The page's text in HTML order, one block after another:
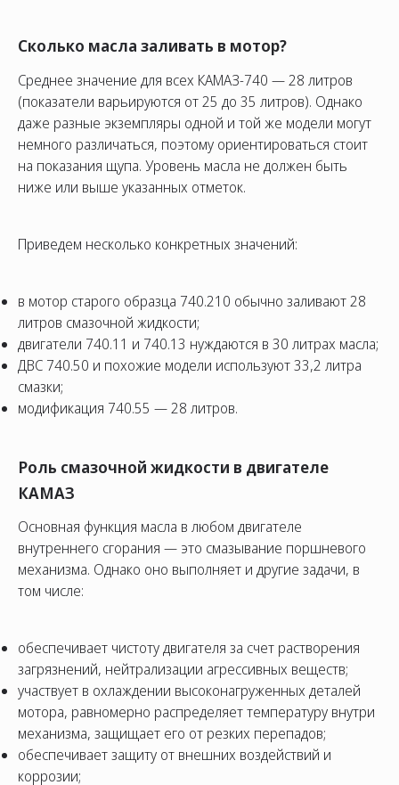
Сколько масла заливать в мотор?
Среднее значение для всех КАМАЗ-740 — 28 литров
(показатели варьируются от 25 до 35 литров). Однако
даже разные экземпляры одной и той же модели могут
немного различаться, поэтому ориентироваться стоит
на показания щупа. Уровень масла не должен быть
ниже или выше указанных отметок.
Приведем несколько конкретных значений:
в мотор старого образца 740.210 обычно заливают 28
литров смазочной жидкости;
двигатели 740.11 и 740.13 нуждаются в 30 литрах масла;
ДВС 740.50 и похожие модели используют 33,2 литра
смазки;
модификация 740.55 — 28 литров.
Роль смазочной жидкости в двигателе
КАМАЗ
Основная функция масла в любом двигателе
внутреннего сгорания — это смазывание поршневого
механизма. Однако оно выполняет и другие задачи, в
том числе:
обеспечивает чистоту двигателя за счет растворения
загрязнений, нейтрализации агрессивных веществ;
участвует в охлаждении высоконагруженных деталей
мотора, равномерно распределяет температуру внутри
механизма, защищает его от резких перепадов;
обеспечивает защиту от внешних воздействий и
коррозии;